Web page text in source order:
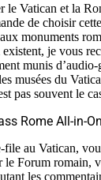
le Vatican et la
de choisir
monuments
je vous
munis
musées du
pas souvent le
Rome All-in-
file au Vatican,
Forum romain,
les